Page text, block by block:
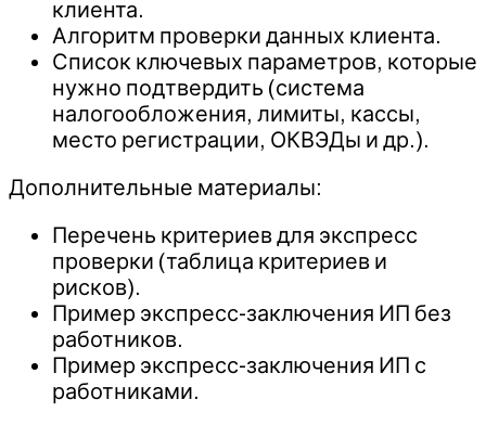
клиента.
Алгоритм проверки данных клиента.
Список ключевых параметров, которые
нужно подтвердить (система
налогообложения, лимиты, кассы,
место регистрации, ОКВЭДы и др.).
Дополнительные материалы:
Перечень критериев для экспресс
проверки (таблица критериев и
рисков).
Пример экспресс-заключения ИП без
работников.
Пример экспресс-заключения ИП с
работниками.